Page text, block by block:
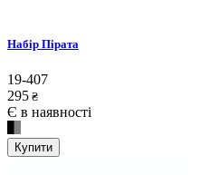
Набір Пірата
19-407
295 ₴
Є в наявності
Купити